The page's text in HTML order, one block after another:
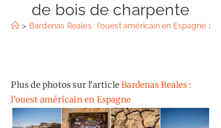
de bois de charpente
> Bardenas Reales : l’ouest américain en Espagne >
Plus de photos sur l'articleBardenas Reales :
l’ouest américain en Espagne